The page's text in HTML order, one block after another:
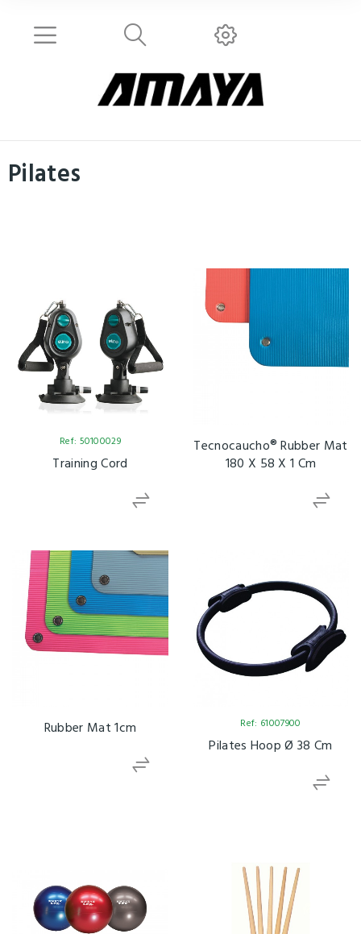
Pilates
Ref: 50100029
Training Cord
Tecnocaucho® Rubber Mat
180 X 58 X 1 Cm
Rubber Mat 1cm Ref: 61007900
Pilates Hoop Ø 38 Cm